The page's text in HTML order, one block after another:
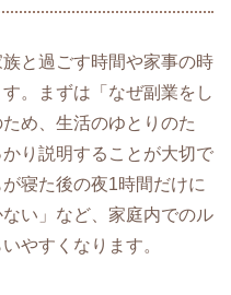
と過ごす時間や家事の時
。まずは「なぜ副業をし
め、生活のゆとりのた
り説明することが大切で
寝た後の夜1時間だけに
い」など、家庭内でのル
やすくなります。